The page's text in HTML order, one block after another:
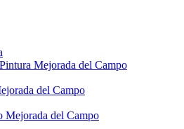
Mejorada del Campo
del Campo
Mejorada del Campo